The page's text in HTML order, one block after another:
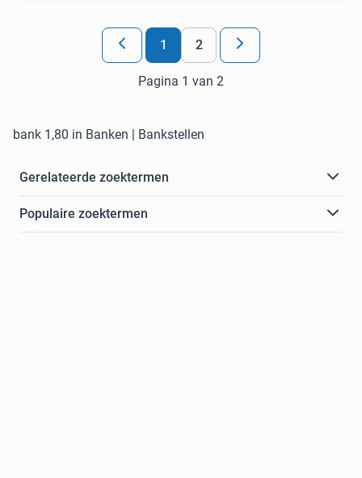
1 2
Pagina 1 van 2
bank 1,80 in Banken | Bankstellen
Gerelateerde zoektermen
Populaire zoektermen